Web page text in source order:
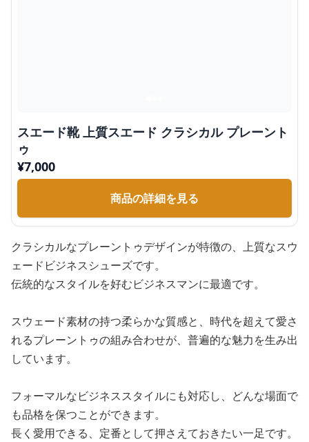
スエード靴 上質スエード クラシカル プレーント
ゥ
¥7,000
商品の詳細を見る
クラシカルなプレーントゥデザインが特徴の、上質なスウ
ェードビジネスシューズです。
伝統的なスタイルを好むビジネスマンに最適です。
スウェード素材の持つ柔らかな質感と、時代を超えて愛さ
れるプレーントゥの組み合わせが、普遍的な魅力を生み出
しています。
フォーマルなビジネススタイルにも対応し、どんな場面で
も品格を保つことができます。
長く愛用できる、定番として押さえておきたい一足です。